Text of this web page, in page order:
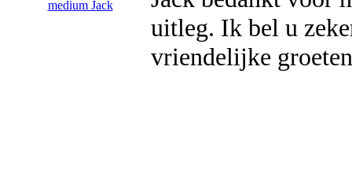
uitleg. Ik bel u
vriendelijke